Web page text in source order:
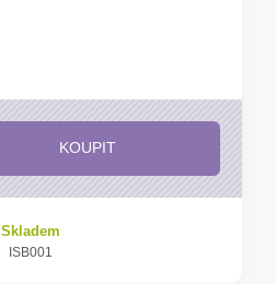
KOUPIT
Skladem
ISB001